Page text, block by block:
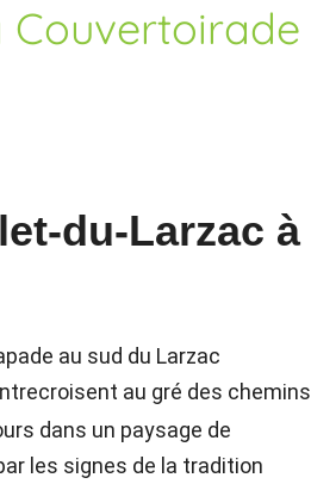
Couvertoirade
du-Larzac à
au sud du Larzac
au gré des chemins
dans un paysage de
les signes de la tradition